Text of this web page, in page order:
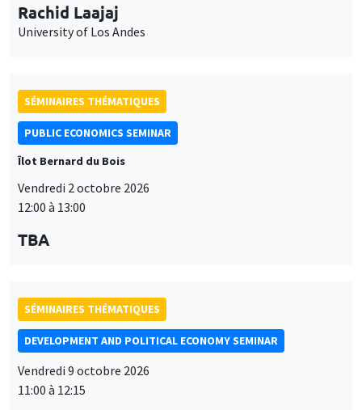
Rachid Laajaj
University of Los Andes
SÉMINAIRES THÉMATIQUES
PUBLIC ECONOMICS SEMINAR
Îlot Bernard du Bois
Vendredi 2 octobre 2026
12:00 à 13:00
TBA
SÉMINAIRES THÉMATIQUES
DEVELOPMENT AND POLITICAL ECONOMY SEMINAR
Vendredi 9 octobre 2026
11:00 à 12:15